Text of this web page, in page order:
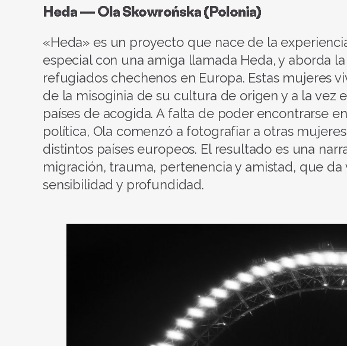
Heda — Ola Skowrońska(Polonia)
«Heda» es un proyecto que nace de la
especial con una amiga llamada Heda, y aborda
refugiados chechenos en Europa. Estas mujeres
de la misoginia de su cultura de origen y a la vez
países de acogida. A falta de poder encontrarse
política, Ola comenzó a fotografiar a otras
distintos países europeos. El resultado es una
migración, trauma, pertenencia y amistad, que da
sensibilidad y profundidad.